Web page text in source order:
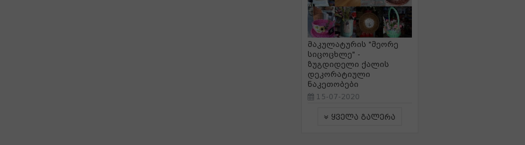
მაკულატურის "მეორე
სიცოცხლე" -
ზუგდიდელი ქალის
დეკორატიული
ნაკეთობები
15-07-2020
ყველა გალერა